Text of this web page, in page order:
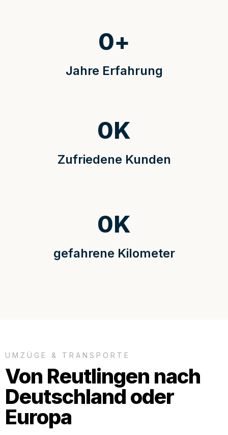
Jahre Erfahrung
0+
Zufriedene Kunden
0K
gefahrene Kilometer
0K
UMZÜGE & TRANSPORTE
Von Reutlingen nach
Deutschland oder
Europa